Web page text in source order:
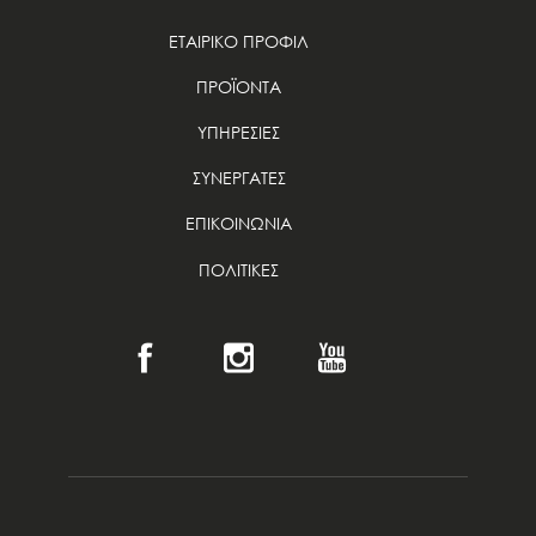
ΕΤΑΙΡΙΚΟ ΠΡΟΦΙΛ
ΠΡΟΪΟΝΤΑ
ΥΠΗΡΕΣΙΕΣ
ΣΥΝΕΡΓΑΤΕΣ
ΕΠΙΚΟΙΝΩΝΙΑ
ΠΟΛΙΤΙΚΕΣ